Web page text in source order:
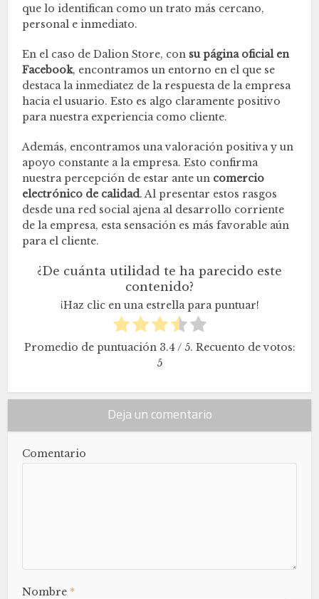
que lo identifican como un trato más cercano,
personal e inmediato.
En el caso de Dalion Store, con su página oficial en
Facebook, encontramos un entorno en el que se
destaca la inmediatez de la respuesta de la empresa
hacia el usuario. Esto es algo claramente positivo
para nuestra experiencia como cliente.
Además, encontramos una valoración positiva y un
apoyo constante a la empresa. Esto confirma
nuestra percepción de estar ante un comercio
electrónico de calidad. Al presentar estos rasgos
desde una red social ajena al desarrollo corriente
de la empresa, esta sensación es más favorable aún
para el cliente.
¿De cuánta utilidad te ha parecido este
contenido?
¡Haz clic en una estrella para puntuar!
Promedio de puntuación 3.4 / 5. Recuento de votos:
5
Deja un comentario
Comentario
Nombre *